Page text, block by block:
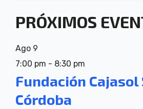
PRÓXIMOS
Ago 9
7:00 pm - 8:30 pm
Fundación
Córdoba